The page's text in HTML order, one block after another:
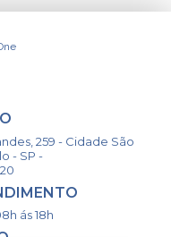
259 - Cidade São
- SP -
ás 18h